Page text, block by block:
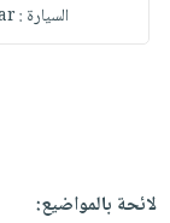
السيارة : Car
لائحة بالمواضيع: